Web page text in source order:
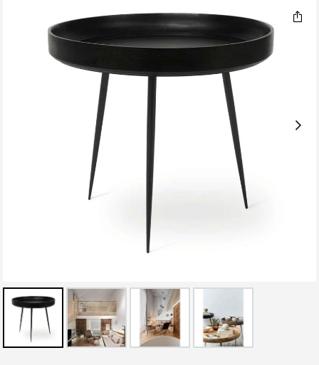
bildegalleri